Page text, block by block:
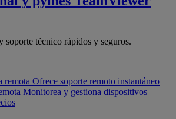
soporte técnico rápidos y seguros.
remota Ofrece soporte remoto instantáneo
Monitorea y gestiona dispositivos